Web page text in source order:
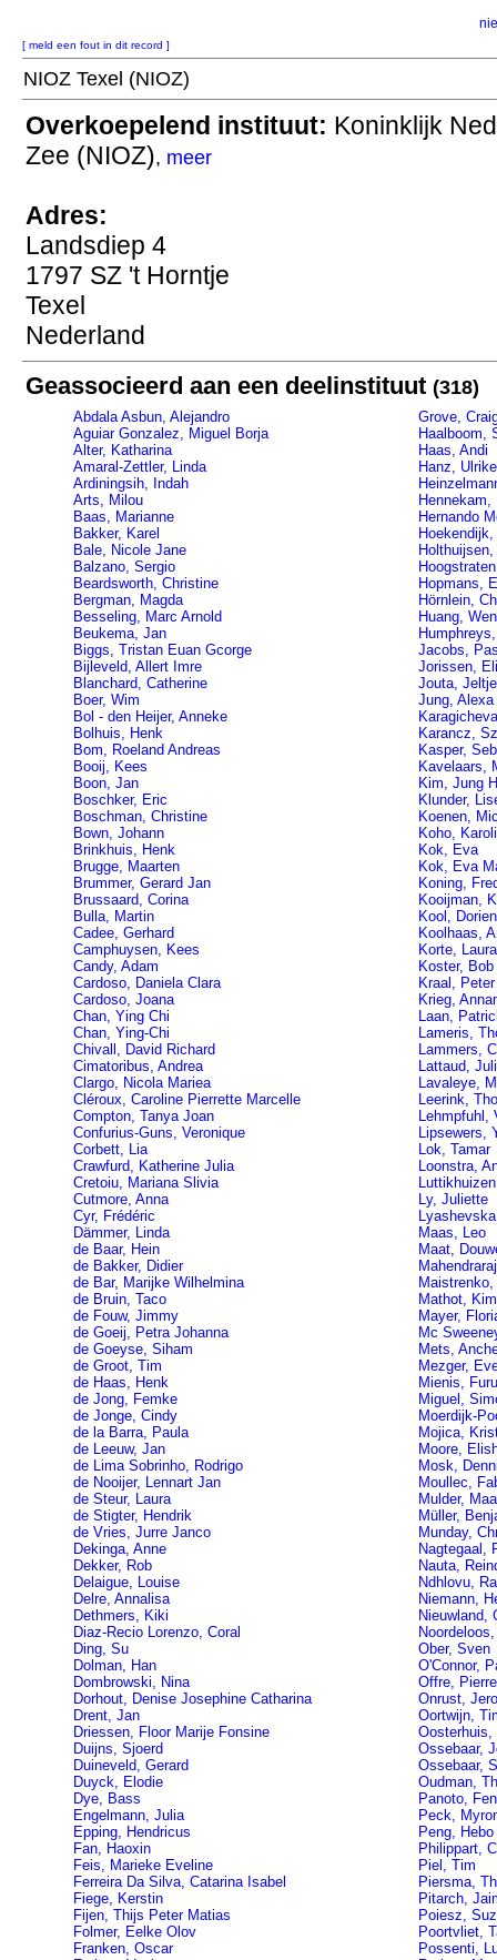
[ meld een fout in dit record ]
NIOZ Texel (NIOZ)
Overkoepelend instituut: Koninklijk
Zee (NIOZ), meer
Adres:
Landsdiep 4
1797 SZ 't Horntje
Texel
Nederland
Geassocieerd aan een deelinstituut (318)
Abdala Asbun, Alejandro
Aguiar Gonzalez, Miguel Borja
Alter, Katharina
Amaral-Zettler, Linda
Ardiningsih, Indah
Arts, Milou
Baas, Marianne
Bakker, Karel
Bale, Nicole Jane
Balzano, Sergio
Beardsworth, Christine
Bergman, Magda
Besseling, Marc Arnold
Beukema, Jan
Biggs, Tristan Euan Gcorge
Bijleveld, Allert Imre
Blanchard, Catherine
Boer, Wim
Bol - den Heijer, Anneke
Bolhuis, Henk
Bom, Roeland Andreas
Booij, Kees
Boon, Jan
Boschker, Eric
Boschman, Christine
Bown, Johann
Brinkhuis, Henk
Brugge, Maarten
Brummer, Gerard Jan
Brussaard, Corina
Bulla, Martin
Cadee, Gerhard
Camphuysen, Kees
Candy, Adam
Cardoso, Daniela Clara
Cardoso, Joana
Chan, Ying Chi
Chan, Ying-Chi
Chivall, David Richard
Cimatoribus, Andrea
Clargo, Nicola Mariea
Cléroux, Caroline Pierrette Marcelle
Compton, Tanya Joan
Confurius-Guns, Veronique
Corbett, Lia
Crawfurd, Katherine Julia
Cretoiu, Mariana Slivia
Cutmore, Anna
Cyr, Frédéric
Dämmer, Linda
de Baar, Hein
de Bakker, Didier
de Bar, Marijke Wilhelmina
de Bruin, Taco
de Fouw, Jimmy
de Goeij, Petra Johanna
de Goeyse, Siham
de Groot, Tim
de Haas, Henk
de Jong, Femke
de Jonge, Cindy
de la Barra, Paula
de Leeuw, Jan
de Lima Sobrinho, Rodrigo
de Nooijer, Lennart Jan
de Steur, Laura
de Stigter, Hendrik
de Vries, Jurre Janco
Dekinga, Anne
Dekker, Rob
Delaigue, Louise
Delre, Annalisa
Dethmers, Kiki
Diaz-Recio Lorenzo, Coral
Ding, Su
Dolman, Han
Dombrowski, Nina
Dorhout, Denise Josephine Catharina
Drent, Jan
Driessen, Floor Marije Fonsine
Duijns, Sjoerd
Duineveld, Gerard
Duyck, Elodie
Dye, Bass
Engelmann, Julia
Epping, Hendricus
Fan, Haoxin
Feis, Marieke Eveline
Ferreira Da Silva, Catarina Isabel
Fiege, Kerstin
Fijen, Thijs Peter Matias
Folmer, Eelke Olov
Franken, Oscar
Grove,
Haalboom,
Haas, Andi
Hanz, Ulrike
Hennekam,
Hernando
Hopmans,
Hörnlein,
Huang,
Jacobs,
Jorissen,
Jouta, Jeltje
Jung, Alexa
Karancz,
Kasper,
Kavelaars,
Kim, Jung
Klunder,
Koenen,
Koho,
Kok, Eva
Kok, Eva
Koning,
Kooijman,
Kool,
Koolhaas,
Korte,
Koster, Bob
Kraal, Peter
Krieg,
Laan,
Lameris,
Lammers,
Lattaud,
Lavaleye,
Leerink,
Lehmpfuhl,
Lipsewers,
Lok, Tamar
Loonstra,
Ly, Juliette
Maas, Leo
Maat,
Mathot,
Mayer,
Mc
Mets,
Mezger,
Mienis, Furu
Miguel,
Moerdijk-
Mojica,
Moore,
Mosk,
Moullec,
Mulder,
Müller,
Munday,
Nagtegaal,
Nauta,
Ndhlovu,
Niemann,
Nieuwland,
Ober, Sven
O'Connor,
Offre, Pierre
Onrust,
Oortwijn,
Oosterhuis,
Ossebaar,
Ossebaar,
Oudman,
Panoto,
Peck,
Peng, Hebo
Philippart,
Piel, Tim
Piersma,
Pitarch,
Poiesz,
Poortvliet,
Possenti,